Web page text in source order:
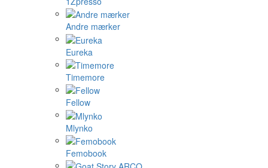
Andre mærker
Eureka
Timemore
Fellow
Mlynko
Femobook